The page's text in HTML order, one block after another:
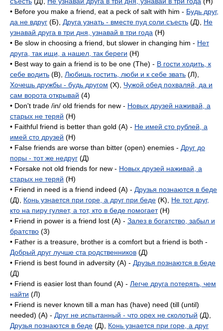
• Before you make a friend, eat a peck of salt with him - Будь друг,
да не вдруг (Б), Друга узнать - вместе пуд соли съесть (Д), Не
узнавай друга в три дня, узнавай в три года (H)
• Be slow in choosing a friend, but slower in changing him - Нет
друга, так ищи, а нашел, так береги (H)
• Best way to gain a friend is to be one (The) - В гости ходить, к
себе водить (B), Любишь гостить, люби и к себе звать (Л),
Хочешь дружбы - будь другом (X), Чужой обед похваляй, да и
сам ворота открывай (4)
• Don't trade /in/ old friends for new - Новых друзей наживай, а
старых не теряй (H)
• Faithful friend is better than gold (A) - Не имей сто рублей, а
имей сто друзей (H)
• False friends are worse than bitter (open) enemies - Друг до
поры - тот же недруг (Д)
• Forsake not old friends for new - Новых друзей наживай, а
старых не теряй (H)
• Friend in need is a friend indeed (A) - Друзья познаются в беде
(Д), Конь узнается при горе, а друг при беде (K), Не тот друг,
кто на пиру гуляет, а тот, кто в беде помогает(H)
• Friend in power is a friend lost (A) - Залез в богатство, забыл и
братство (3)
• Father is a treasure, brother is a comfort but a friend is both -
Добрый друг лучше ста родственников (Д)
• Friend is best found in adversity (A) - Друзья познаются в беде
(Д)
• Friend is easier lost than found (A) - Легче друга потерять, чем
найти (Л)
• Friend is never known till a man has (have) need (till (until)
needed) (A) - Друг не испытанный - что орех не сколотый (Д),
Друзья познаются в беде (Д), Конь узнается при горе, а друг